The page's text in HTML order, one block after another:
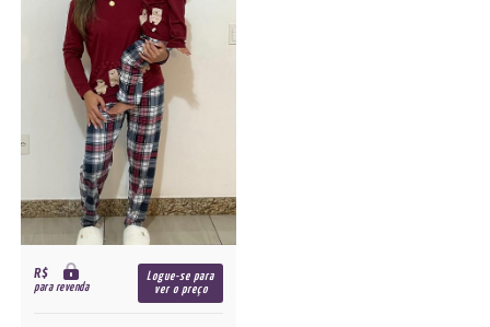
R$
para revenda
Logue-se para
ver o preço